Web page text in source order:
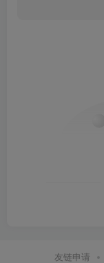
友链申请